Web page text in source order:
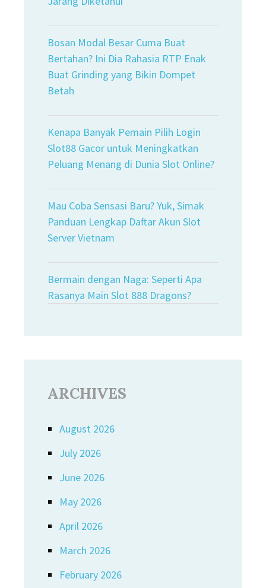
Bosan Modal Besar Cuma Buat
Bertahan? Ini Dia Rahasia RTP Enak
Buat Grinding yang Bikin Dompet
Betah
Kenapa Banyak Pemain Pilih Login
Slot88 Gacor untuk Meningkatkan
Peluang Menang di Dunia Slot Online?
Mau Coba Sensasi Baru? Yuk, Simak
Panduan Lengkap Daftar Akun Slot
Server Vietnam
Bermain dengan Naga: Seperti Apa
Rasanya Main Slot 888 Dragons?
ARCHIVES
August 2026
July 2026
June 2026
May 2026
April 2026
March 2026
February 2026